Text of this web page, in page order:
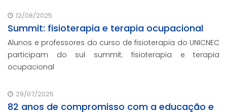
12/08/2025
Summit: fisioterapia e terapia ocupacional
Alunos e professores do curso de fisioterapia do UNICNEC
participam do sul summit: fisioterapia e terapia
ocupacional
29/07/2025
82 anos de compromisso com a educação e